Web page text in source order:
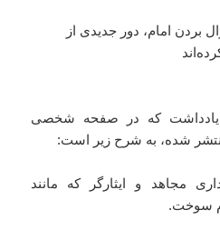
امام، دور جدیدی از
یادداشت که در صفحه شخصی
شده، به شرح زیر است:
مجاهد و ایثارگر که مانند
سوخت.